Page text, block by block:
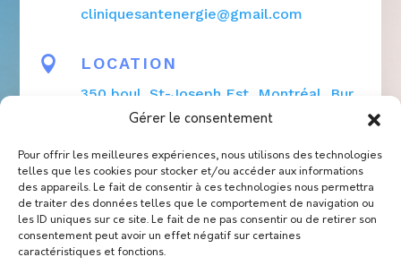
Gérer le consentement
Pour offrir les meilleures expériences, nous utilisons des technologies
telles que les cookies pour stocker et/ou accéder aux informations
des appareils. Le fait de consentir à ces technologies nous permettra
de traiter des données telles que le comportement de navigation ou
les ID uniques sur ce site. Le fait de ne pas consentir ou de retirer son
consentement peut avoir un effet négatif sur certaines
caractéristiques et fonctions.
cliniquesantenergie@gmail.com
 LOCATION
350 boul. St-Joseph Est, Montréal, Bur.
INFOS SUR STATIONNEMENT